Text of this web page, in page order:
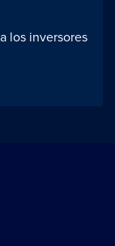
los inversores